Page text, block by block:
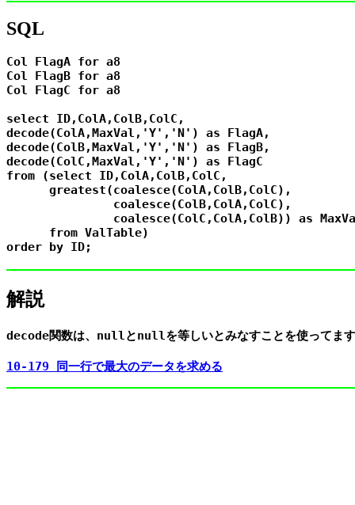
SQL
Col FlagA for a8
Col FlagB for a8
Col FlagC for a8
select ID,ColA,ColB,ColC,
decode(ColA,MaxVal,'Y','N') as FlagA,
decode(ColB,MaxVal,'Y','N') as FlagB,
decode(ColC,MaxVal,'Y','N') as FlagC
from (select ID,ColA,ColB,ColC,
      greatest(coalesce(ColA,ColB,ColC),
               coalesce(ColB,ColA,ColC),
coalesce(ColC,ColA,ColB)) as
      from ValTable)
解説
decode関数は、nullとnullを等しいとみなすことを使ってま
10-179 同一行で最大のデータを求める